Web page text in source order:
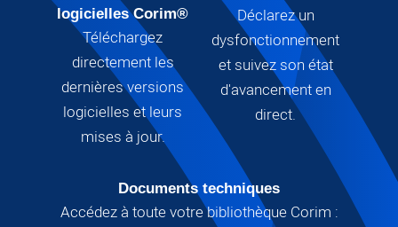
logicielles Corim®
Téléchargez
directement les
dernières versions
logicielles et leurs
mises à jour.
Déclarez un
dysfonctionnement
et suivez son état
d'avancement en
direct.
Documents techniques
Accédez à toute votre bibliothèque Corim :